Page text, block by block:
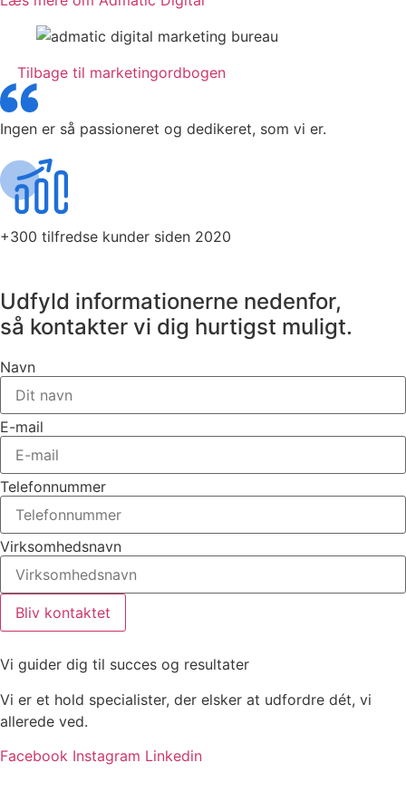
Tilbage til marketingordbogen
Ingen er så passioneret og dedikeret, som vi er.
+300 tilfredse kunder siden 2020
Udfyld informationerne nedenfor,
så kontakter vi dig hurtigst muligt.
Navn
E-mail
Telefonnummer
Virksomhedsnavn
Bliv kontaktet
Vi guider dig til succes og resultater
Vi er et hold specialister, der elsker at udfordre dét, vi
allerede ved.
Facebook Instagram Linkedin